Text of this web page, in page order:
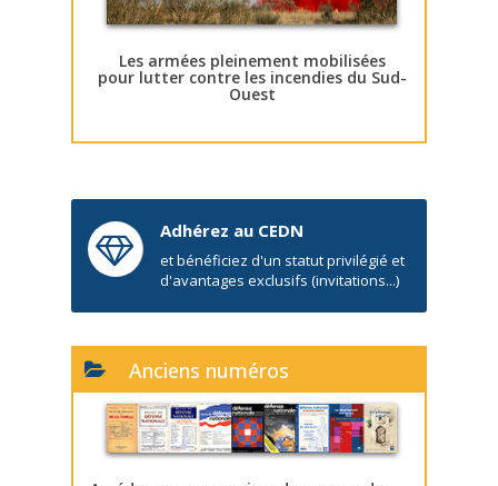
Les armées pleinement mobilisées
pour lutter contre les incendies du Sud-
Ouest
Adhérez au CEDN
et bénéficiez d'un statut privilégié et
d'avantages exclusifs (invitations...)
Anciens numéros